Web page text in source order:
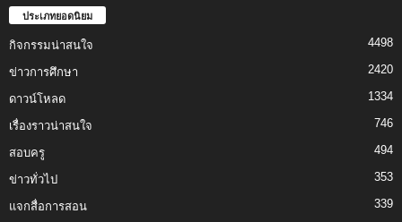
ประเภทยอดนิยม
กิจกรรมน่าสนใจ 4498
ข่าวการศึกษา 2420
ดาวน์โหลด 1334
เรื่องราวน่าสนใจ 746
สอบครู 494
ข่าวทั่วไป 353
แจกสื่อการสอน 339